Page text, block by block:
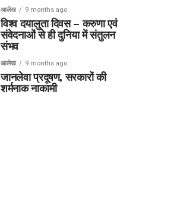
आलेख 9 months ago
विश्व दयालुता दिवस – करुणा एवं
संवेदनाओं से ही दुनिया में संतुलन
संभव
आलेख 9 months ago
जानलेवा प्रदूषण, सरकारों की
शर्मनाक नाकामी